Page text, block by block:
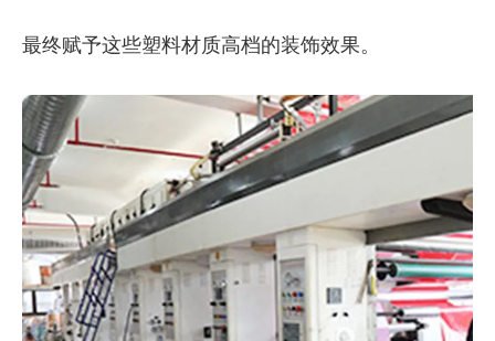
最终赋予这些塑料材质高档的装饰效果。